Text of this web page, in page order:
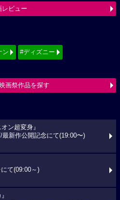
レビュー
ン #ディズニー
画祭作品を探す
ン超変身』
最新作公開記念にて(19:00〜)
て(09:00～)